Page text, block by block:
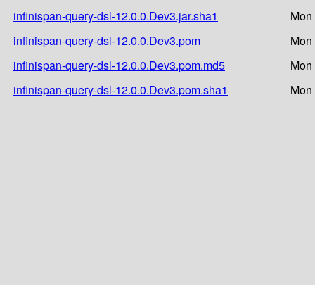
infinispan-query-dsl-12.0.0.Dev3.jar.sha1
infinispan-query-dsl-12.0.0.Dev3.pom
infinispan-query-dsl-12.0.0.Dev3.pom.md5
infinispan-query-dsl-12.0.0.Dev3.pom.sha1